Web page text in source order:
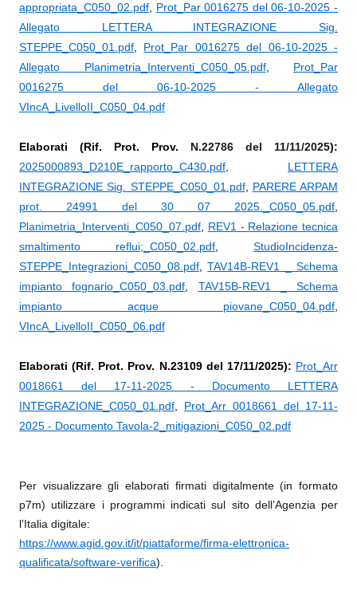
appropriata_C050_02.pdf
Prot_Par 0016275 del 06-10-2025 -
Allegato LETTERA INTEGRAZIONE Sig.
STEPPE_C050_01.pdf
Prot_Par 0016275 del 06-10-2025 -
Allegato Planimetria_Interventi_C050_05.pdf, Prot_Par
0016275 del 06-10-2025 - Allegato
VIncA_LivelloII_C050_04.pdf
Elaborati (Rif. Prot. Prov. N.22786 del 11/11/2025):
2025000893_D210E_rapporto_C430.pdf
LETTERA
INTEGRAZIONE Sig. STEPPE_C050_01.pdf, PARERE ARPAM
prot. 24991 del 30 07 2025._C050_05.pdf
Planimetria_Interventi_C050_07.pdf
REV1 - Relazione tecnica
smaltimento reflui;_C050_02.pdf
StudioIncidenza-
STEPPE_Integrazioni_C050_08.pdf ,TAV14B-REV1 _ Schema
impianto fognario_C050_03.pdf
TAV15B-REV1 _ Schema
impianto acque piovane_C050_04.pdf
VIncA_LivelloII_C050_06.pdf
Elaborati (Rif. Prot. Prov. N.23109 del 17/11/2025): Prot_Arr
0018661 del 17-11-2025 - Documento LETTERA
INTEGRAZIONE_C050_01.pdf
Prot_Arr 0018661 del 17-11-
2025 - Documento Tavola-2_mitigazioni_C050_02.pdf
Per visualizzare gli elaborati firmati digitalmente (in formato
p7m) utilizzare i programmi indicati sul sito dell’Agenzia per
l’Italia digitale:
https://www.agid.gov.it/it/piattaforme/firma-elettronica-
qualificata/software-verifica)